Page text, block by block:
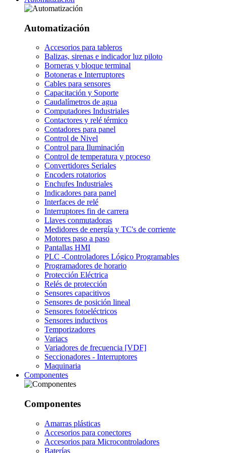
Automatización
Accesorios para tableros
Balizas, sirenas e indicador luz piloto
Borneras y bloque terminal
Botoneras e Interruptores
Cables para sensores
Capacitación y Soporte
Caudalímetros de agua
Computadores Industriales
Contactores y relé térmico
Contadores para panel
Control de Nivel
Control para Iluminación
Control de temperatura y proceso
Convertidores Seriales
Encoders rotatorios
Enchufes Industriales
Indicadores para panel
Interfaces de relé
Interruptores fin de carrera
Llaves conmutadoras
Medidores de energía y TC's de corriente
Motores paso a paso
Pantallas HMI
PLC -Controladores Lógico Programables
Programadores de horario
Protección Eléctrica
Relés de protección
Sensores capacitivos
Sensores de posición lineal
Sensores fotoeléctricos
Sensores inductivos
Temporizadores
Variacs
Variadores de frecuencia [VDF]
Seccionadores - Interruptores
Maquinaria
Componentes
Componentes
Amarras plásticas
Accesorios para conectores
Accesorios para Microcontroladores
Baterías